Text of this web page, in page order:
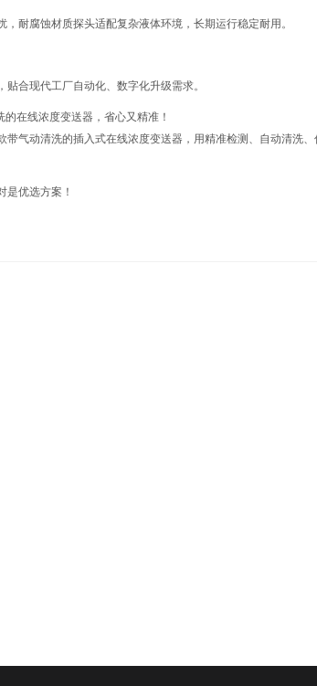
耐腐蚀材质探头适配复杂液体环境，长期运行稳定耐用。
合现代工厂自动化、数字化升级需求。
气动清洗的插入式在线浓度变送器，用精准检测、自动清洗、
是优选方案！